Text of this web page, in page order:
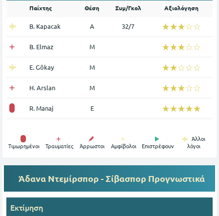
Παίχτης Θέση Συμ/Γκολ Αξιολόγηση
B. Kapacak Α 32/7 ☆☆☆☆☆
★★★★★
B. Elmaz Μ ☆☆☆☆☆
★★★★★
E. Gökay Μ ☆☆☆☆☆
★★★★★
H. Arslan Μ ☆☆☆☆☆
★★★★★
R. Manaj Ε ☆☆☆☆☆
★★★★★
Tιμωρημένοι Τραυματίες Άρρωστοι Αμφίβολοι Επιστρέφουν
Άλλοι
λόγοι
Άδανα Ντεμίρσπορ - Σίβασπορ Προγνωστικά
Εκτίμηση